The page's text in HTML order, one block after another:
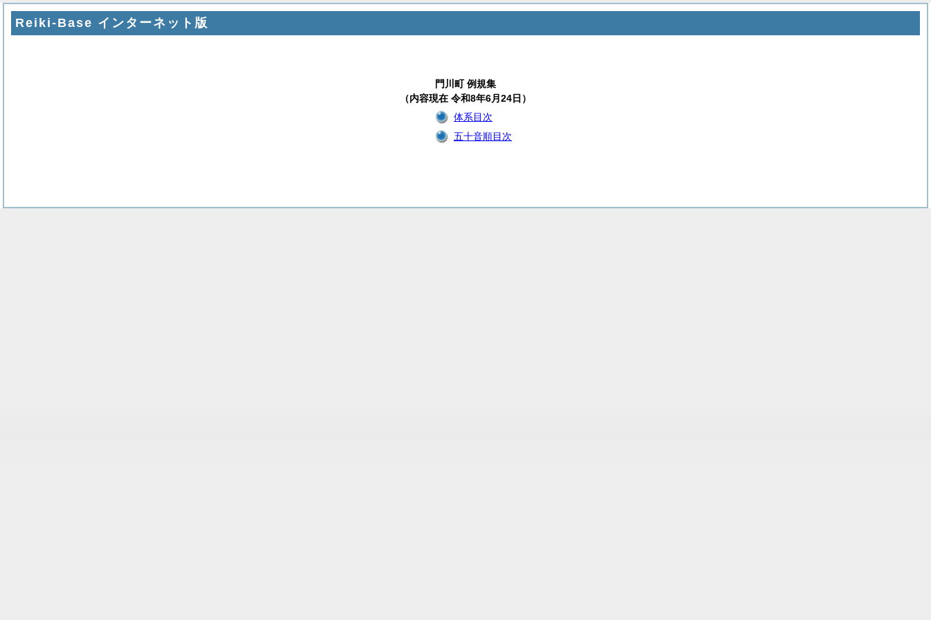
Reiki-Base インターネット版
門川町 例規集
（内容現在 令和8年6月24日）
体系目次
五十音順目次